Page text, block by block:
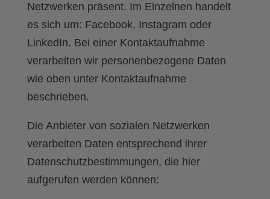
Netzwerken präsent. Im Einzelnen handelt
es sich um: Facebook, Instagram oder
LinkedIn. Bei einer Kontaktaufnahme
verarbeiten wir personenbezogene Daten
wie oben unter Kontaktaufnahme
beschrieben.
Die Anbieter von sozialen Netzwerken
verarbeiten Daten entsprechend ihrer
Datenschutzbestimmungen, die hier
aufgerufen werden können: